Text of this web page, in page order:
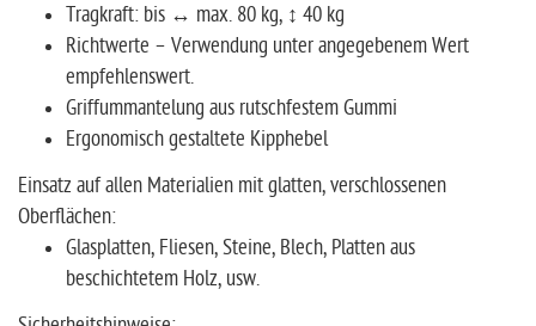
Tragkraft: bis ↔ max. 80 kg, ↕ 40 kg
Richtwerte – Verwendung unter angegebenem Wert
empfehlenswert.
Griffummantelung aus rutschfestem Gummi
Ergonomisch gestaltete Kipphebel
Einsatz auf allen Materialien mit glatten, verschlossenen
Oberflächen:
Glasplatten, Fliesen, Steine, Blech, Platten aus
beschichtetem Holz, usw.